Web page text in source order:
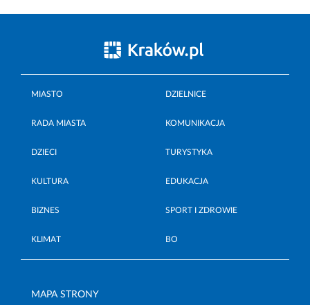
MIASTO DZIELNICE
RADA MIASTA KOMUNIKACJA
DZIECI TURYSTYKA
KULTURA EDUKACJA
BIZNES SPORT I ZDROWIE
KLIMAT BO
MAPA STRONY